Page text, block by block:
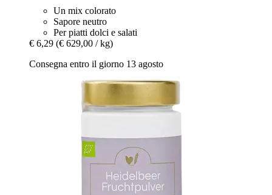
Un mix colorato
Sapore neutro
Per piatti dolci e salati
€ 6,29 (€ 629,00 / kg)
Consegna entro il giorno 13 agosto